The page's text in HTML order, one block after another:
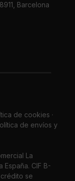
Barcelona
de cookies ·
de envíos y
La
CIF B-
se